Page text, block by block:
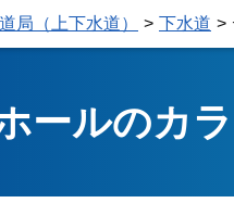
局（上下水道） 下水道
ールのカ